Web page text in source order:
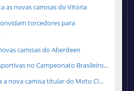
as novas camisas do Vitória
torcedores para
camisas do Aberdeen
no Campeonato Brasileiro...
a nova camisa titular do Moto Cl...